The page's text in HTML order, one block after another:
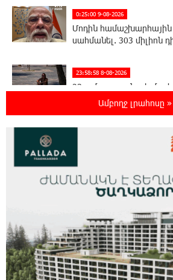
0:25:00 9-08-2026
Մոդին համաշխարհային
սահմանել. 303 միլիոն
23:58:58 8-08-2026
23-ամյա ուսանողի
հարավկորեական App
ուկրաինական 360
Օգոստոսի 10-ին, 11-ին,
17-ին, 18-ին և 20-ին
հասցեներում լույս չի լինելու
23:01:57 8-08-2026
Ամբողջ լրահոսը »